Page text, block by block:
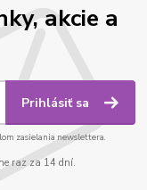
akcie a
Prihlásiť sa
zasielania newslettera.
raz za 14 dní.